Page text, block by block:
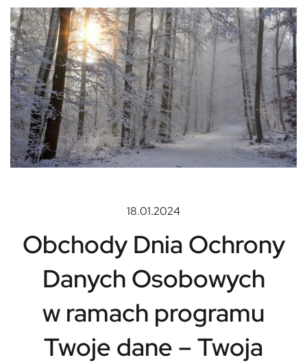
18.01.2024
Obchody Dnia Ochrony
Danych Osobowych
w ramach programu
Twoje dane – Twoja